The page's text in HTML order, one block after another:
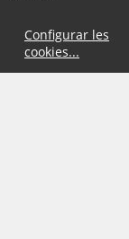
Configurar les
cookies...